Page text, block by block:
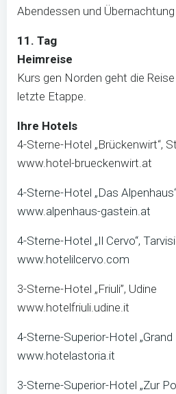
Abendessen und
11. Tag
Heimreise
Kurs gen Norden geht die
letzte Etappe.
Ihre Hotels
4-Sterne-Hotel „Brückenwirt“,
www.hotel-brueckenwirt.at
4-Sterne-Hotel „Das
www.alpenhaus-gastein.at
4-Sterne-Hotel „Il Cervo“,
www.hotelilcervo.com
3-Sterne-Hotel „Friuli”, Udine
www.hotelfriuli.udine.it
4-Sterne-Superior-Hotel
www.hotelastoria.it
3-Sterne-Superior-Hotel „Zur